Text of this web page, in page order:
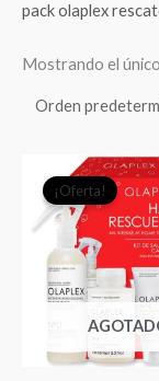
pack olaplex
Mostrando el
¡Oferta!
El
era: